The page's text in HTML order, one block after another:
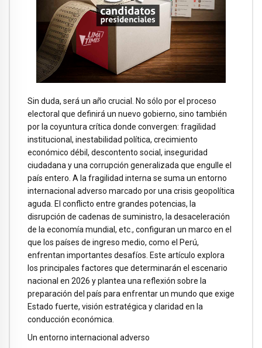
Sin duda, será un año crucial. No sólo por el proceso
electoral que definirá un nuevo gobierno, sino también
por la coyuntura crítica donde convergen: fragilidad
institucional, inestabilidad política, crecimiento
económico débil, descontento social, inseguridad
ciudadana y una corrupción generalizada que engulle el
país entero. A la fragilidad interna se suma un entorno
internacional adverso marcado por una crisis geopolítica
aguda. El conflicto entre grandes potencias, la
disrupción de cadenas de suministro, la desaceleración
de la economía mundial, etc., configuran un marco en el
que los países de ingreso medio, como el Perú,
enfrentan importantes desafíos. Este artículo explora
los principales factores que determinarán el escenario
nacional en 2026 y plantea una reflexión sobre la
preparación del país para enfrentar un mundo que exige
Estado fuerte, visión estratégica y claridad en la
conducción económica.
Un entorno internacional adverso